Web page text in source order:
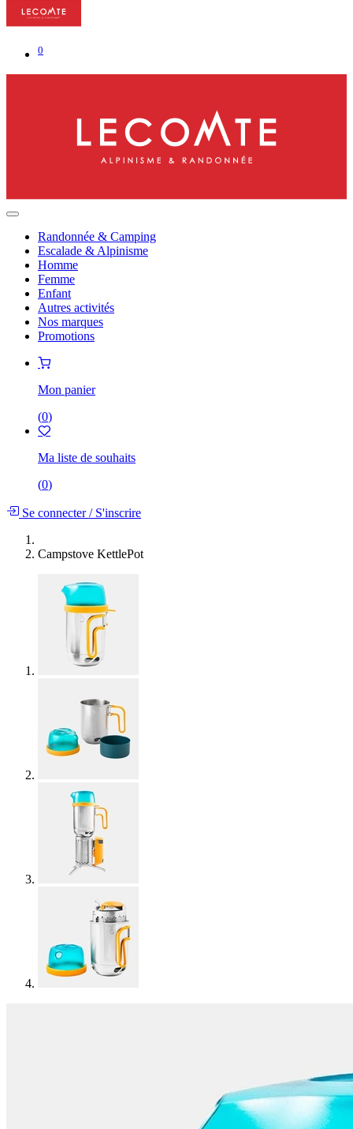
0
Randonnée & Camping
Escalade & Alpinisme
Homme
Femme
Enfant
Autres activités
Nos marques
Promotions
Mon panier
(0)
Ma liste de souhaits
(0)
Se connecter/S'inscrire
Campstove KettlePot